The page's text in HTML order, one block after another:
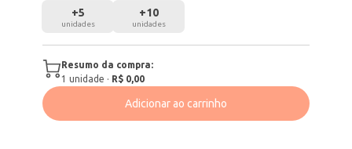
+5
unidades
+10
unidades
Resumo da compra:
1 unidade · R$ 0,00
Adicionar ao carrinho